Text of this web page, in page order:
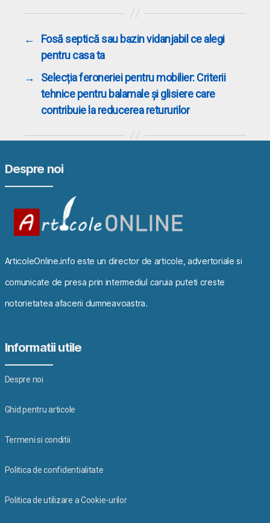
←
Fosă septică sau bazin vidanjabil ce alegi
pentru casa ta
→
Selecția feroneriei pentru mobilier: Criterii
tehnice pentru balamale și glisiere care
contribuie la reducerea retururilor
Despre noi
ArticoleOnline.info este un director de articole, advertoriale si
comunicate de presa prin intermediul caruia puteti creste
notorietatea afacerii dumneavoastra.
Informatii utile
Despre noi
Ghid pentru articole
Termeni si conditii
Politica de confidentialitate
Politica de utilizare a Cookie-urilor